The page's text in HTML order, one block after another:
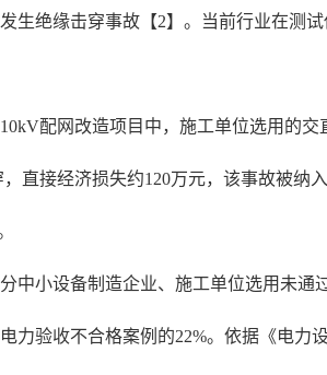
绝缘击穿事故【2】。当前行业在测
配网改造项目中，施工单位选用的
接经济损失约120万元，该事故被纳
中小设备制造企业、施工单位选用未
验收不合格案例的22%。依据《电力